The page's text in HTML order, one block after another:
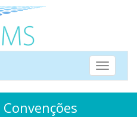
Mostrar
Menu